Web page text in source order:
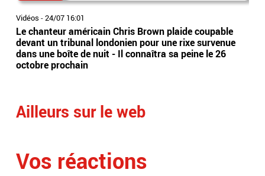
Vidéos -24/07 16:01
Le chanteur américain Chris Brown plaide coupable
devant un tribunal londonien pour une rixe survenue
dans une boîte de nuit - Il connaîtra sa peine le 26
octobre prochain
Ailleurs sur le web
Vos réactions